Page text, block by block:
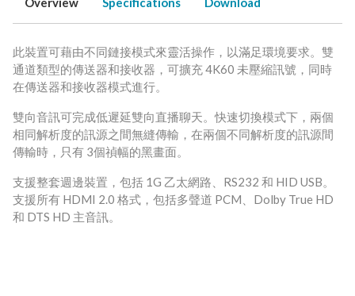
此裝置可藉由不同鏈接模式來靈活操作，以滿足環境要求。雙
通道類型的傳送器和接收器，可擴充 4K60 未壓縮訊號，同時
在傳送器和接收器模式進行。
雙向音訊可完成低遲延雙向直播聊天。快速切換模式下，兩個
相同解析度的訊源之間無縫傳輸，在兩個不同解析度的訊源間
傳輸時，只有 3個禎幅的黑畫面。
支援整套週邊裝置，包括 1G 乙太網路、RS232 和 HID USB。
支援所有 HDMI 2.0 格式，包括多聲道 PCM、Dolby True HD
和 DTS HD 主音訊。